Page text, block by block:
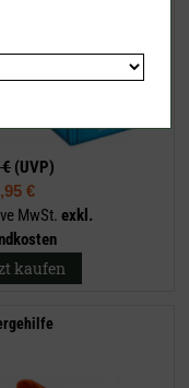
(UVP)
€
MwSt. exkl.
kaufen